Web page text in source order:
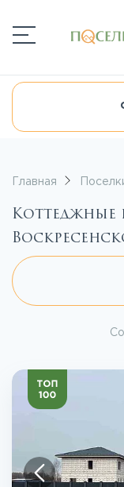
Главная
Коттеджные